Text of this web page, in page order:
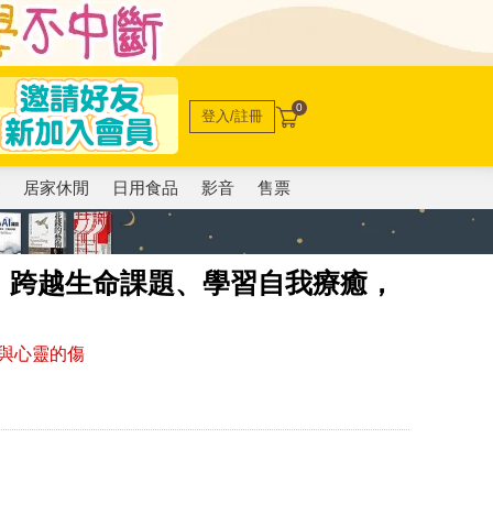
登入/註冊 0
居家休閒 日用食品 影音 售票
越生命課題、學習自我療癒，
心靈的傷